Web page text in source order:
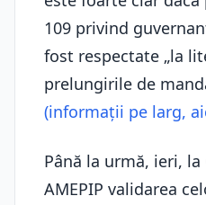
109 privind
fost respectate „la
prelungirile de
(informații pe larg,
Până la urmă, ieri, la
AMEPIP validarea